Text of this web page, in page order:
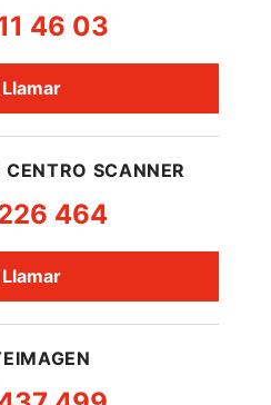
46 03
Llamar
SCANNER
464
Llamar